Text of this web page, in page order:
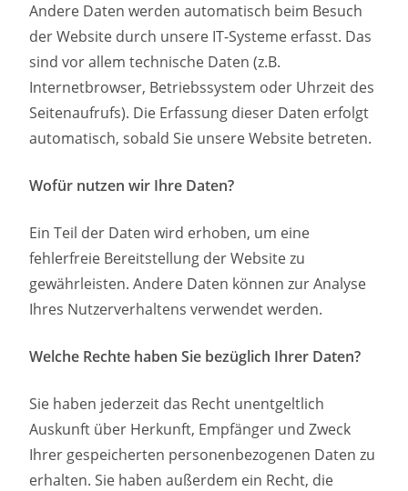
Andere Daten werden automatisch beim Besuch
der Website durch unsere IT-Systeme erfasst. Das
sind vor allem technische Daten (z.B.
Internetbrowser, Betriebssystem oder Uhrzeit des
Seitenaufrufs). Die Erfassung dieser Daten erfolgt
automatisch, sobald Sie unsere Website betreten.
Wofür nutzen wir Ihre Daten?
Ein Teil der Daten wird erhoben, um eine
fehlerfreie Bereitstellung der Website zu
gewährleisten. Andere Daten können zur Analyse
Ihres Nutzerverhaltens verwendet werden.
Welche Rechte haben Sie bezüglich Ihrer Daten?
Sie haben jederzeit das Recht unentgeltlich
Auskunft über Herkunft, Empfänger und Zweck
Ihrer gespeicherten personenbezogenen Daten zu
erhalten. Sie haben außerdem ein Recht, die